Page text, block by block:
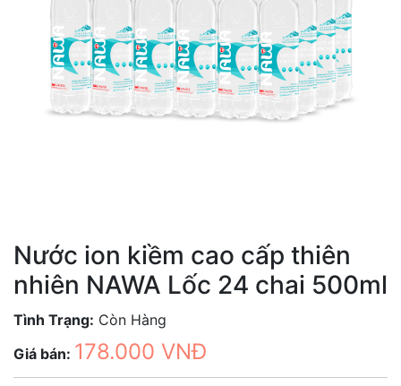
Nước ion kiềm cao cấp thiên
nhiên NAWA Lốc 24 chai 500ml
Tình Trạng: Còn Hàng
Giá bán: 178.000 VNĐ